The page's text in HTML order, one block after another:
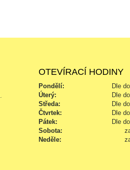
OTEVÍRACÍ HODINY
Pondělí:
Dle
Úterý:
Dle
Středa:
Dle
Čtvrtek:
Dle
Pátek:
Dle
Sobota:
Neděle: